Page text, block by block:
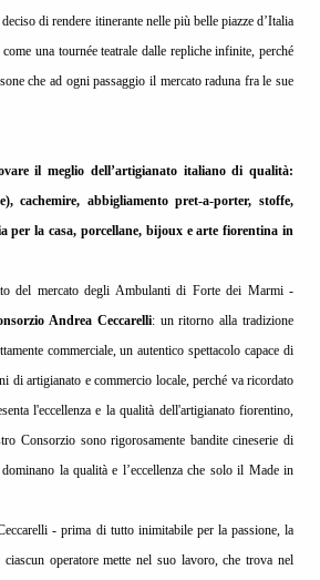
di rendere itinerante nelle più belle piazze d’Italia
una tournée teatrale dalle repliche infinite, perché
che ad ogni passaggio il mercato raduna fra le sue
il meglio dell’artigianato italiano di qualità:
cachemire, abbigliamento pret-a-porter, stoffe,
per la casa, porcellane, bijoux e arte fiorentina in
del mercato degli Ambulanti di Forte dei Marmi -
Andrea Ceccarelli: un ritorno alla tradizione
commerciale, un autentico spettacolo capace di
di artigianato e commercio locale, perché va ricordato
l'eccellenza e la qualità dell'artigianato fiorentino,
Consorzio sono rigorosamente bandite cineserie di
la qualità e l’eccellenza che solo il Made in
- prima di tutto inimitabile per la passione, la
operatore mette nel suo lavoro, che trova nel